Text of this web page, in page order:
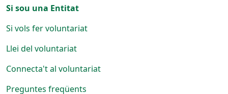
Si sou una Entitat
Si vols fer voluntariat
Llei del voluntariat
Connecta't al voluntariat
Preguntes freqüents